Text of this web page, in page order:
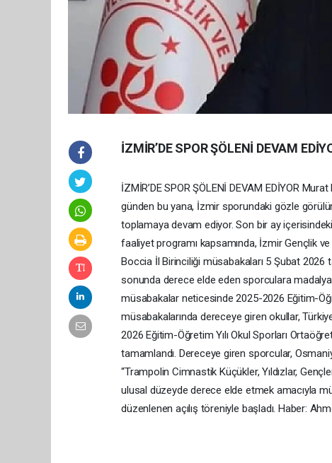
İZMİR’DE SPOR ŞÖLENİ DEVAM
İZMİR’DE SPOR ŞÖLENİ DEVAM EDİYOR
günden bu yana, İzmir sporundaki gözle
toplamaya devam ediyor. Son bir ay içerisindeki
faaliyet programı kapsamında, İzmir Gençlik
Boccia İl Birinciliği müsabakaları 5 Şubat 2026
sonunda derece elde eden sporculara
müsabakalar neticesinde 2025-2026 Eğitim-
müsabakalarında dereceye giren okullar,
2026 Eğitim-Öğretim Yılı Okul Sporları
tamamlandı. Dereceye giren sporcular,
“Trampolin Cimnastik Küçükler, Yıldızlar,
ulusal düzeyde derece elde etmek amacıyla
düzenlenen açılış töreniyle başladı. Haber: